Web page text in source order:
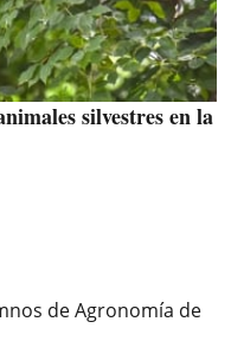
silvestres en la
de Agronomía de